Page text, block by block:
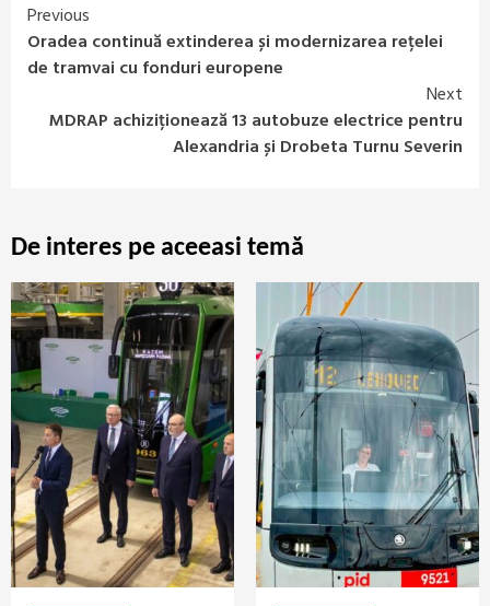
Continue
Reading
Previous
Oradea continuă extinderea și modernizarea rețelei
de tramvai cu fonduri europene
Next
MDRAP achiziționează 13 autobuze electrice pentru
Alexandria și Drobeta Turnu Severin
De interes pe aceeasi temă